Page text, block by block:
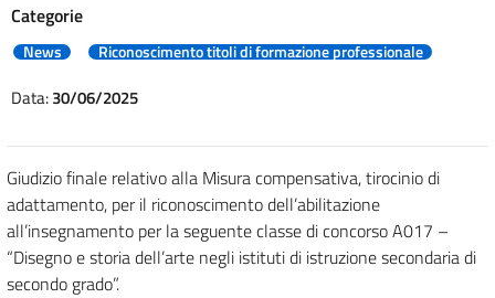
Categorie
News Riconoscimento titoli di formazione professionale
Data:30/06/2025
Giudizio finale relativo alla Misura compensativa, tirocinio di
adattamento, per il riconoscimento dell’abilitazione
all’insegnamento per la seguente classe di concorso A017 –
“Disegno e storia dell’arte negli istituti di istruzione secondaria di
secondo grado”.